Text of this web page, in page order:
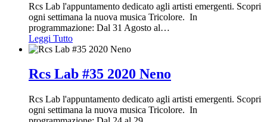
Rcs Lab l'appuntamento dedicato agli artisti emergenti. Scopri
ogni settimana la nuova musica Tricolore. In
programmazione: Dal 31 Agosto al…
Leggi Tutto
Rcs Lab #35 2020 Neno
Rcs Lab l'appuntamento dedicato agli artisti emergenti. Scopri
ogni settimana la nuova musica Tricolore. In